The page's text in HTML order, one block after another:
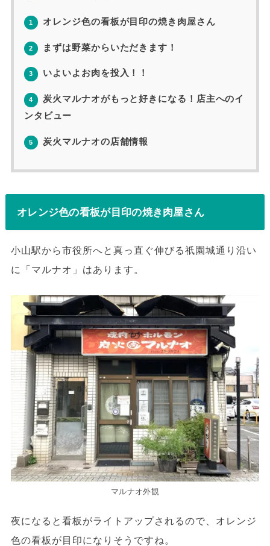
1 オレンジ色の看板が目印の焼き肉屋さん
2 まずは野菜からいただきます！
3 いよいよお肉を投入！！
4
炭火マルナオがもっと好きになる！店主へのイ
ンタビュー
5 炭火マルナオの店舗情報
オレンジ色の看板が目印の焼き肉屋さん
小山駅から市役所へと真っ直ぐ伸びる祇園城通り沿い
に「マルナオ」はあります。
マルナオ外観
夜になると看板がライトアップされるので、オレンジ
色の看板が目印になりそうですね。